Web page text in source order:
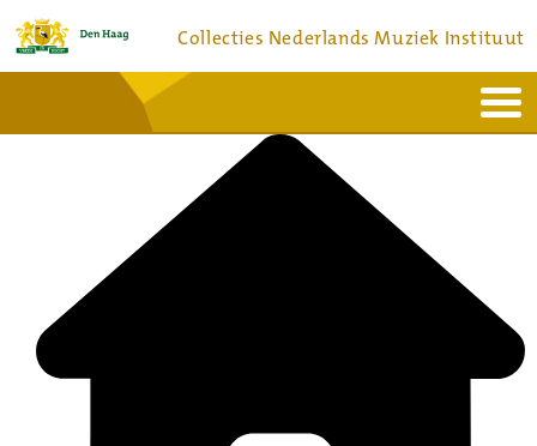
Collecties Nederlands Muziek Instituut
Bronnen en collecties